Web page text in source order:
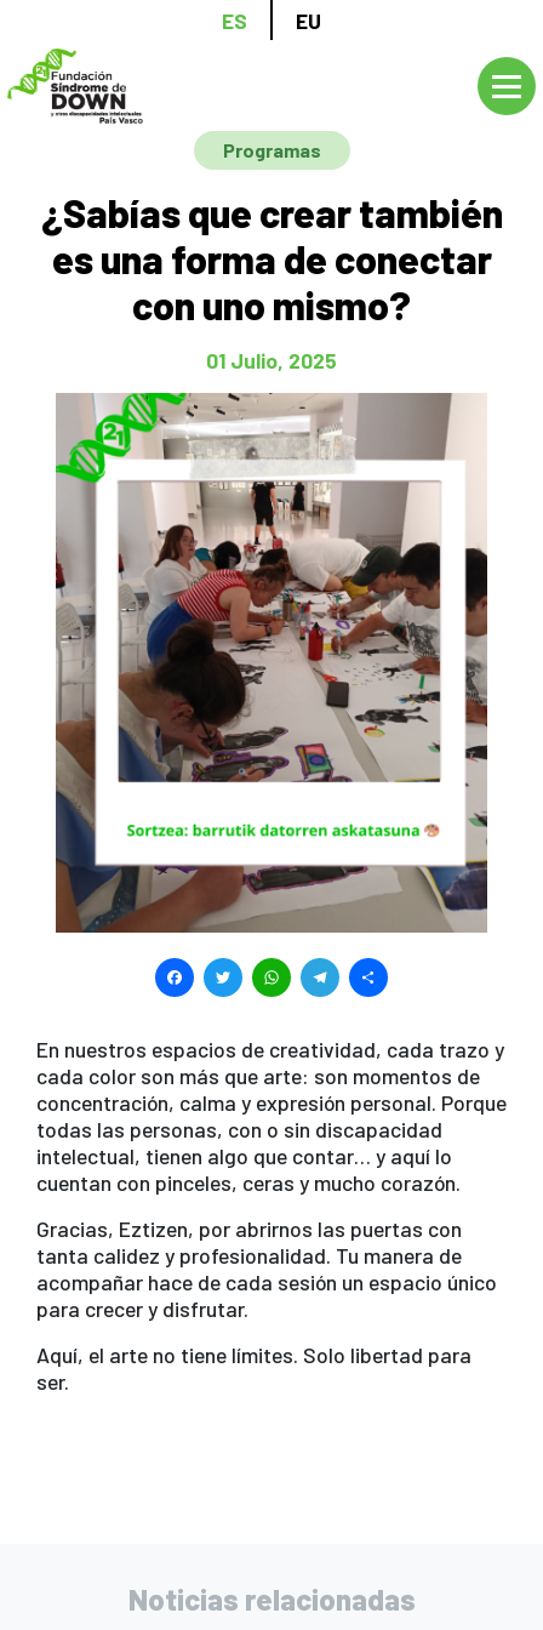
contenido
principal
ES EU
Programas
¿Sabías que crear también
es una forma de conectar
con uno mismo?
01 Julio, 2025
F
a
c
e
b
o
o
k
T
wi
tt
er
W
h
at
s
A
p
p
T
el
e
gr
a
m
ar
e
En nuestros espacios de creatividad, cada trazo y
cada color son más que arte: son momentos de
concentración, calma y expresión personal. Porque
todas las personas, con o sin discapacidad
intelectual, tienen algo que contar… y aquí lo
cuentan con pinceles, ceras y mucho corazón.
Gracias, Eztizen, por abrirnos las puertas con
tanta calidez y profesionalidad. Tu manera de
acompañar hace de cada sesión un espacio único
para crecer y disfrutar.
Aquí, el arte no tiene límites. Solo libertad para
ser.
Noticias relacionadas